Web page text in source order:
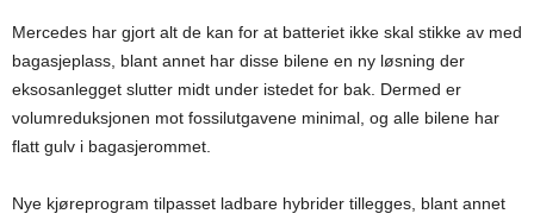
Mercedes har gjort alt de kan for at batteriet ikke skal stikke av med
bagasjeplass, blant annet har disse bilene en ny løsning der
eksosanlegget slutter midt under istedet for bak. Dermed er
volumreduksjonen mot fossilutgavene minimal, og alle bilene har
flatt gulv i bagasjerommet.
Nye kjøreprogram tilpasset ladbare hybrider tillegges, blant annet